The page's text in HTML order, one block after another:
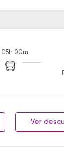
05h 00m
Ver